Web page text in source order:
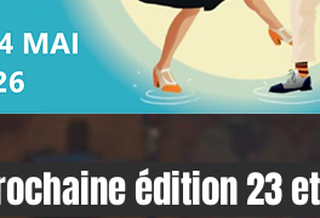
édition 23